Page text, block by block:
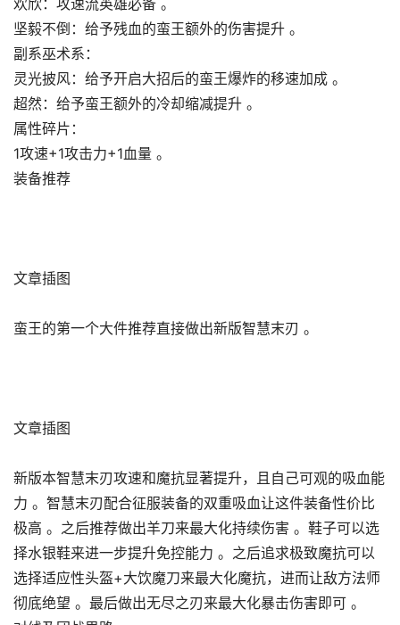
欢欣：攻速流英雄必备 。
坚毅不倒：给予残血的蛮王额外的伤害提升 。
副系巫术系：
灵光披风：给予开启大招后的蛮王爆炸的移速加成 。
超然：给予蛮王额外的冷却缩减提升 。
属性碎片：
1攻速+1攻击力+1血量 。
装备推荐
文章插图
蛮王的第一个大件推荐直接做出新版智慧末刃 。
文章插图
新版本智慧末刃攻速和魔抗显著提升，且自己可观的吸血能
力 。智慧末刃配合征服装备的双重吸血让这件装备性价比
极高 。之后推荐做出羊刀来最大化持续伤害 。鞋子可以选
择水银鞋来进一步提升免控能力 。之后追求极致魔抗可以
选择适应性头盔+大饮魔刀来最大化魔抗，进而让敌方法师
彻底绝望 。最后做出无尽之刃来最大化暴击伤害即可 。